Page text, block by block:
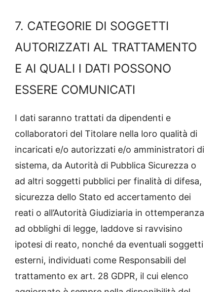
7. CATEGORIE DI SOGGETTI
AUTORIZZATI AL TRATTAMENTO
E AI QUALI I DATI POSSONO
ESSERE COMUNICATI
I dati saranno trattati da dipendenti e
collaboratori del Titolare nella loro qualità di
incaricati e/o autorizzati e/o amministratori di
sistema, da Autorità di Pubblica Sicurezza o
ad altri soggetti pubblici per finalità di difesa,
sicurezza dello Stato ed accertamento dei
reati o all’Autorità Giudiziaria in ottemperanza
ad obblighi di legge, laddove si ravvisino
ipotesi di reato, nonché da eventuali soggetti
esterni, individuati come Responsabili del
trattamento ex art. 28 GDPR, il cui elenco